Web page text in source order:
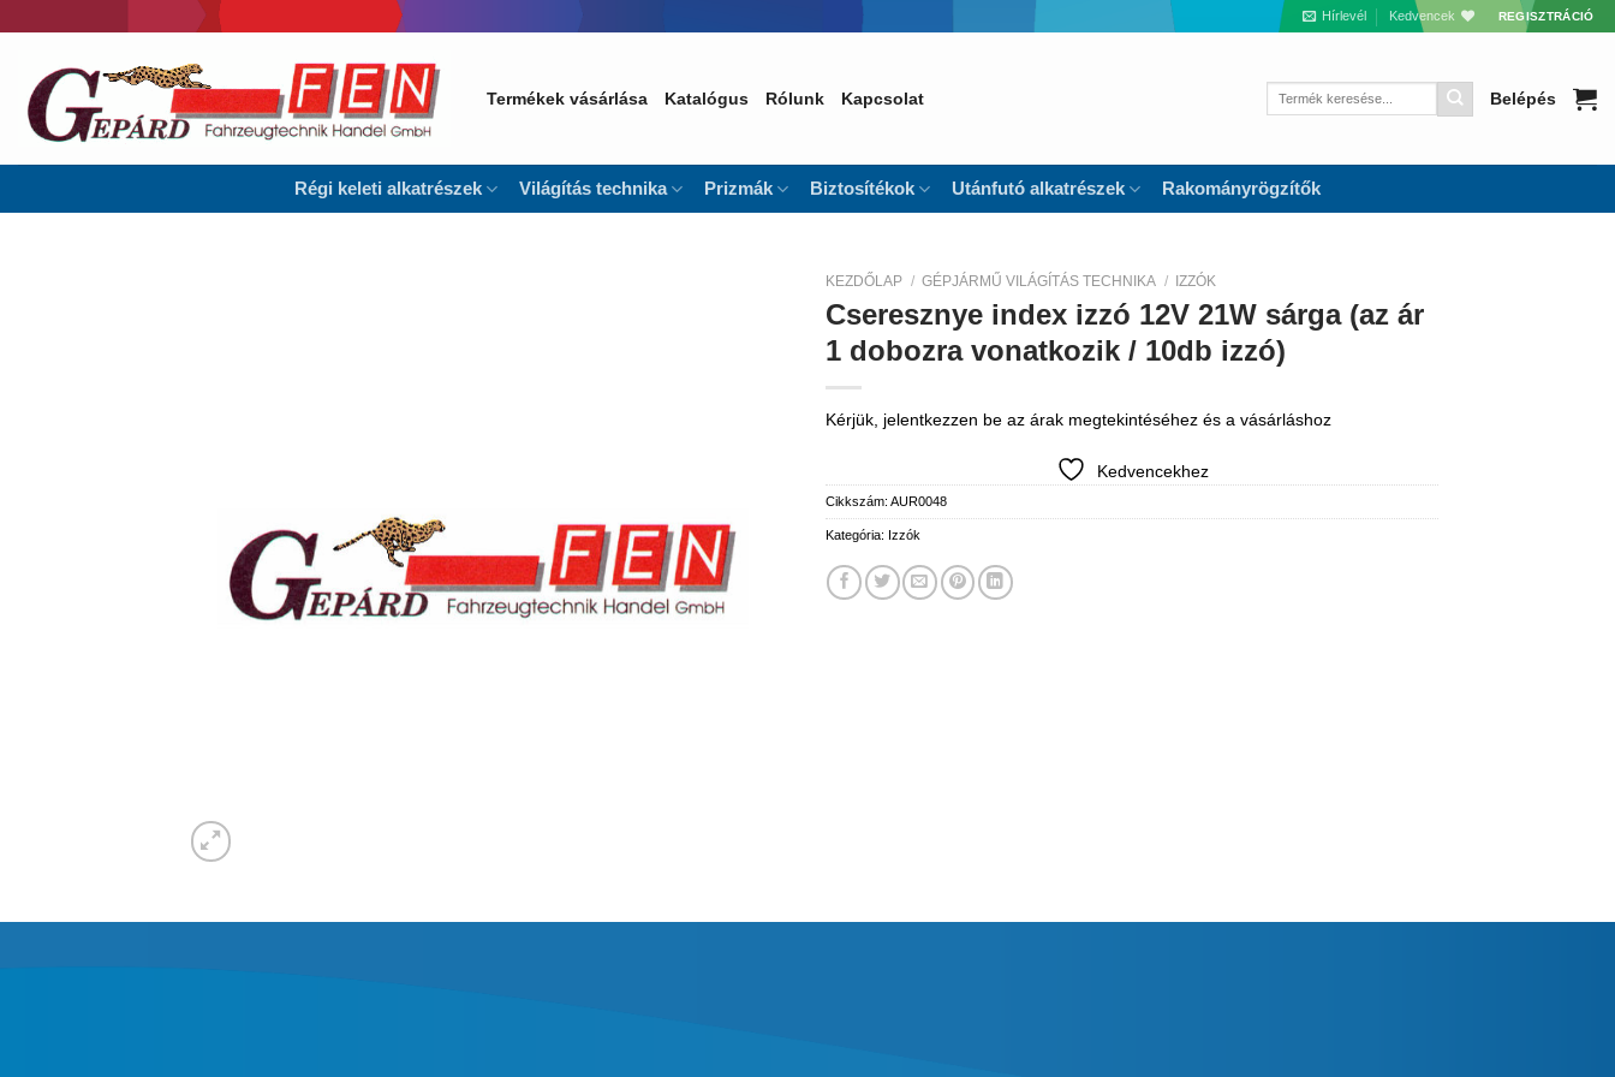
to
Hírlevél Kedvencek REGISZTRÁCIÓ
Termékek vásárlása Katalógus Rólunk Kapcsolat
Keresés
Belépés
Régi keleti alkatrészek Világítás technika Prizmák Biztosítékok Utánfutó alkatrészek Rakományrögzítők
KEZDŐLAP / GÉPJÁRMŰ VILÁGÍTÁS TECHNIKA / IZZÓK
Cseresznye index izzó 12V 21W sárga (az ár
1 dobozra vonatkozik / 10db izzó)
Kérjük, jelentkezzen be az árak megtekintéséhez és a vásárláshoz
Kedvencekhez
Cikkszám: AUR0048
Kategória: Izzók